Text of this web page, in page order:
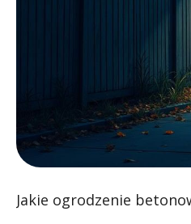
Jakie ogrodzenie